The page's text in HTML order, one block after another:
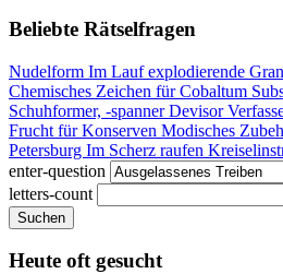
Beliebte Rätselfragen
Nudelform Im Lauf explodierende
Chemisches Zeichen für Cobaltum
Schuhformer, -spannerDevisor
Frucht für Konserven Modisches
Petersburg Im Scherz raufen
enter-question
letters-count
Suchen
Heute oft gesucht